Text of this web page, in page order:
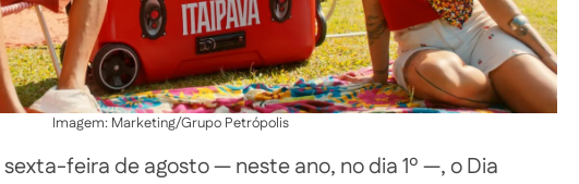
Imagem: Marketing/Grupo Petrópolis
feira de agosto — neste ano, no dia 1º —, o Dia